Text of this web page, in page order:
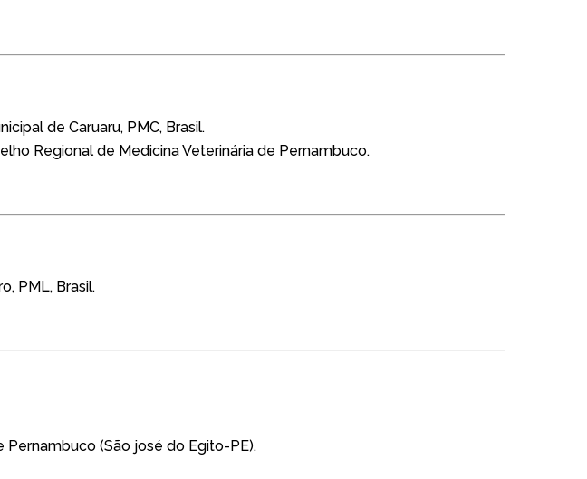
de Caruaru, PMC, Brasil.
Regional de Medicina Veterinária de Pernambuco.
PML, Brasil.
Pernambuco (São josé do Egito-PE).